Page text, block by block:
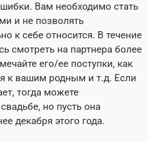
Вам необходимо стать
и не позволять
к себе относится. В течение
смотреть на партнера более
его/ее поступки, как
к вашим родным и т.д. Если
тогда можете
но пусть она
декабря этого года.